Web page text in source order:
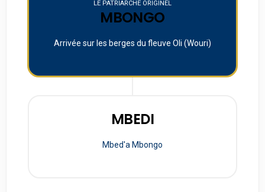
LE PATRIARCHE ORIGINEL
MBONGO
Arrivée sur les berges du fleuve Oli (Wouri)
MBEDI
Mbed'a Mbongo